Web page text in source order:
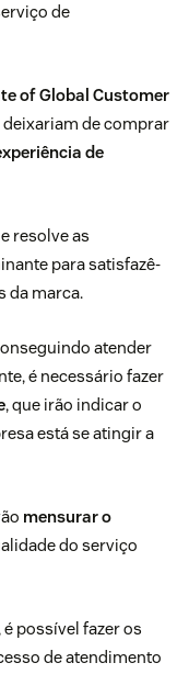
de
of Global Customer
de comprar
de
resolve as
para satisfazê-
da marca.
atender
é necessário fazer
, que irão indicar o
está se atingir a
mensurar o
do serviço
possível fazer os
de atendimento